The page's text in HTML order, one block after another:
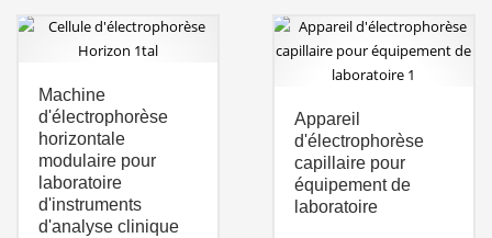
Machine
d'électrophorèse
horizontale
modulaire pour
laboratoire
d'instruments
d'analyse clinique
Appareil
d'électrophorèse
capillaire pour
équipement de
laboratoire